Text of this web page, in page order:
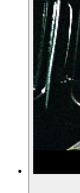
00:20:31
00:21:43
00:25:45
00:26:33
00:27:38